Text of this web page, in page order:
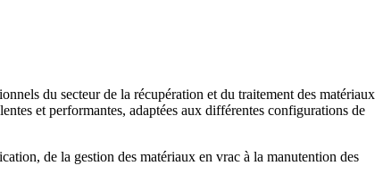
du secteur de la récupération et du traitement des matériaux
et performantes, adaptées aux différentes configurations de
de la gestion des matériaux en vrac à la manutention des